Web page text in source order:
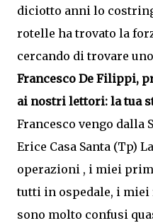
diciotto anni lo
rotelle ha trovato la
cercando di trovare
Francesco De Filippi,
ai nostri lettori: la tua
Francesco vengo dalla
Erice Casa Santa (Tp)
operazioni , i miei
tutti in ospedale, i
sono molto confusi